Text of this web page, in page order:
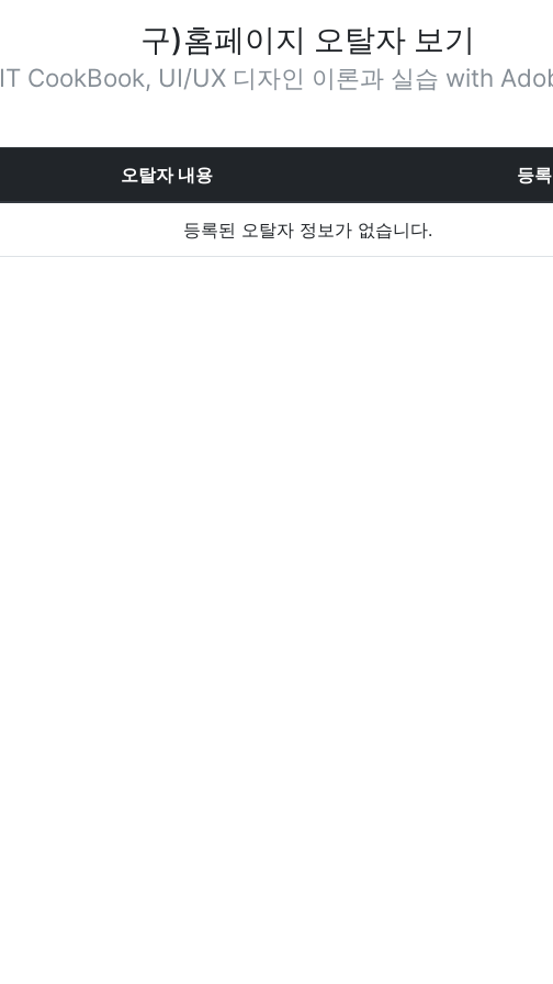
구)홈페이지 오탈자 보기
IT CookBook, UI/UX 디자인 이론과 실습 with
오탈자 내용 등
등록된 오탈자 정보가 없습니다.